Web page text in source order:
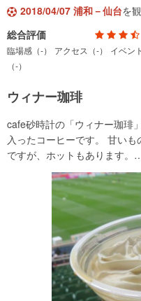
2018/04/07 浦和－仙台を
総合評価
臨場感（-） アクセス（-） イベン
（-）
ウィナー珈琲
cafe砂時計の「ウィナー珈琲
入ったコーヒーです。 甘い
ですが、ホットもあります。